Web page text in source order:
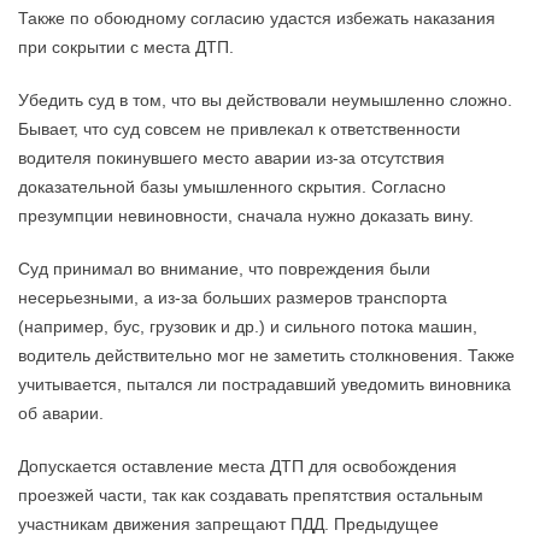
Также по обоюдному согласию удастся избежать наказания
при сокрытии с места ДТП.
Убедить суд в том, что вы действовали неумышленно сложно.
Бывает, что суд совсем не привлекал к ответственности
водителя покинувшего место аварии из-за отсутствия
доказательной базы умышленного скрытия. Согласно
презумпции невиновности, сначала нужно доказать вину.
Суд принимал во внимание, что повреждения были
несерьезными, а из-за больших размеров транспорта
(например, бус, грузовик и др.) и сильного потока машин,
водитель действительно мог не заметить столкновения. Также
учитывается, пытался ли пострадавший уведомить виновника
об аварии.
Допускается оставление места ДТП для освобождения
проезжей части, так как создавать препятствия остальным
участникам движения запрещают ПДД. Предыдущее